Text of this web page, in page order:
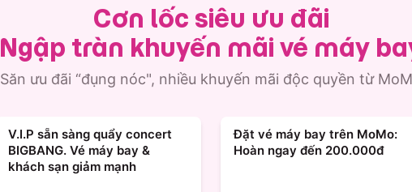
Cơn lốc siêu ưu đãi
Ngập tràn khuyến mãi vé máy
Săn ưu đãi “đụng nóc", nhiều khuyến mãi độc quyền từ
V.I.P sẵn sàng quẩy concert
BIGBANG. Vé máy bay &
khách sạn giảm mạnh
Đặt vé máy bay trên MoMo:
Hoàn ngay đến 200.000đ